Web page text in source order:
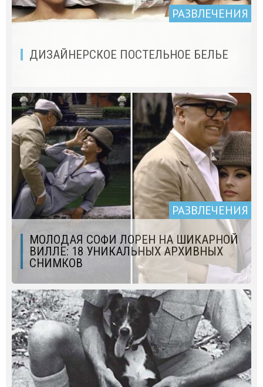
РАЗВЛЕЧЕНИЯ
ДИЗАЙНЕРСКОЕ ПОСТЕЛЬНОЕ БЕЛЬЕ
РАЗВЛЕЧЕНИЯ
МОЛОДАЯ СОФИ ЛОРЕН НА ШИКАРНОЙ
ВИЛЛЕ: 18 УНИКАЛЬНЫХ АРХИВНЫХ
СНИМКОВ